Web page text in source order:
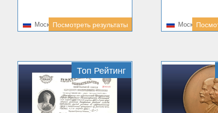
МоскваПосмотреть результаты Москва
Топ Рейтинг